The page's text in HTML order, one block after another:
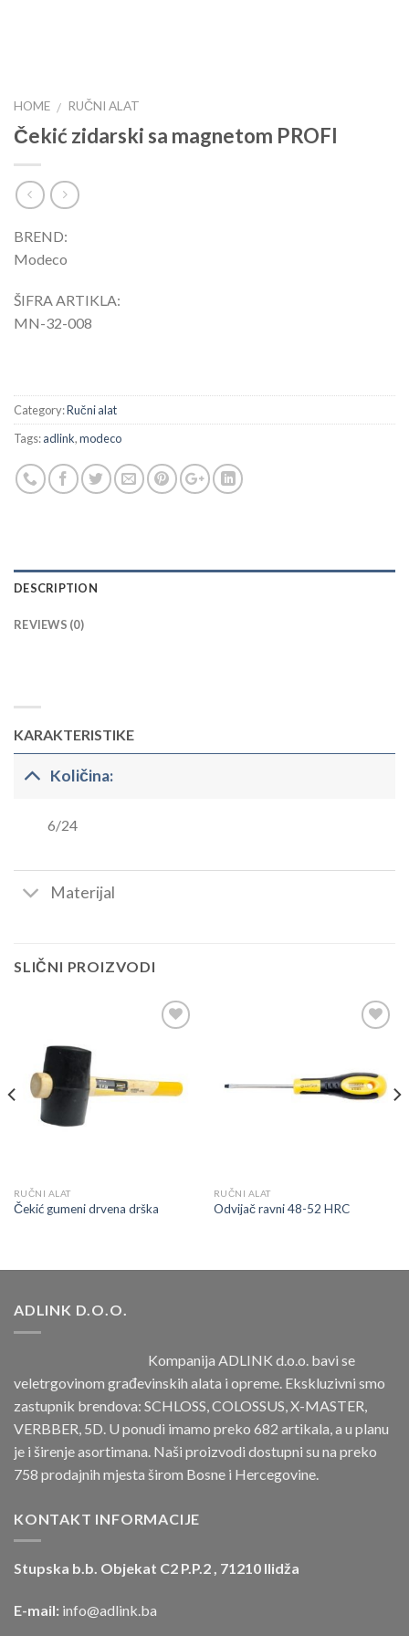
HOME / RUČNI ALAT
Čekić zidarski sa magnetom PROFI
BREND:
Modeco
ŠIFRA ARTIKLA:
MN-32-008
Category:Ručni alat
Tags:adlink,modeco
DESCRIPTION
REVIEWS (0)
KARAKTERISTIKE
Količina:
6/24
Materijal
SLIČNI PROIZVODI
RUČNI ALAT
Čekić gumeni drvena drška
RUČNI ALAT
Odvijač ravni 48-52 HRC
ADLINK D.O.O.
Kompanija ADLINK d.o.o. bavi se
veletrgovinom građevinskih alata i opreme. Ekskluzivni smo
zastupnik brendova: SCHLOSS, COLOSSUS, X-MASTER,
VERBBER, 5D. U ponudi imamo preko 682 artikala, a u planu
je i širenje asortimana. Naši proizvodi dostupni su na preko
758 prodajnih mjesta širom Bosne i Hercegovine.
KONTAKT INFORMACIJE
Stupska b.b. Objekat C2 P.P.2 , 71210 Ilidža
E-mail: info@adlink.ba